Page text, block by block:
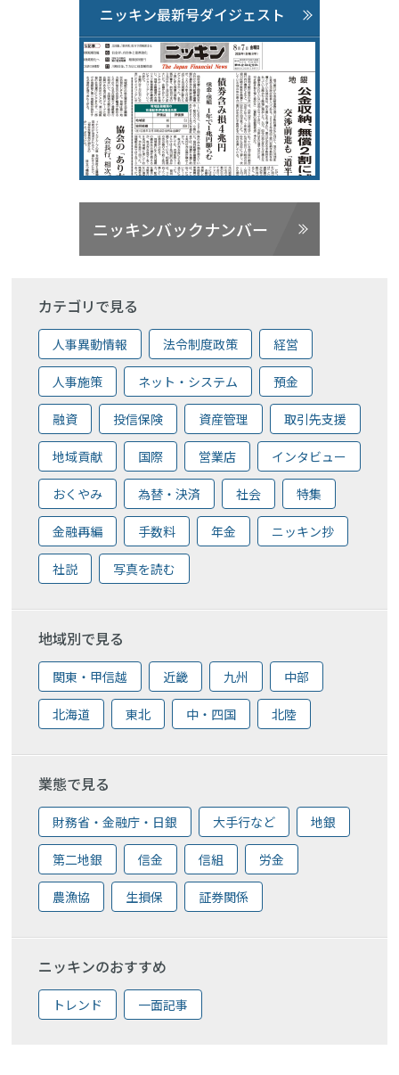
ニッキン最新号ダイジェスト
ニッキンバックナンバー
カテゴリで見る
人事異動情報 法令制度政策 経営
人事施策 ネット・システム 預金
融資 投信保険 資産管理 取引先支援
地域貢献 国際 営業店 インタビュー
おくやみ 為替・決済 社会 特集
金融再編 手数料 年金 ニッキン抄
社説 写真を読む
地域別で見る
関東・甲信越 近畿 九州 中部
北海道 東北 中・四国 北陸
業態で見る
財務省・金融庁・日銀 大手行など 地銀
第二地銀 信金 信組 労金
農漁協 生損保 証券関係
ニッキンのおすすめ
トレンド 一面記事